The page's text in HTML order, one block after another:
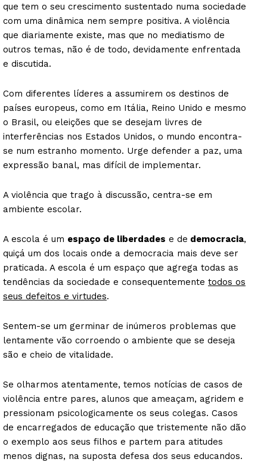
que tem o seu crescimento sustentado numa sociedade
com uma dinâmica nem sempre positiva. A violência
que diariamente existe, mas que no mediatismo de
outros temas, não é de todo, devidamente enfrentada
e discutida.
Com diferentes líderes a assumirem os destinos de
países europeus, como em Itália, Reino Unido e mesmo
o Brasil, ou eleições que se desejam livres de
interferências nos Estados Unidos, o mundo encontra-
se num estranho momento. Urge defender a paz, uma
expressão banal, mas difícil de implementar.
A violência que trago à discussão, centra-se em
ambiente escolar.
A escola é um espaço de liberdades e de democracia,
quiçá um dos locais onde a democracia mais deve ser
praticada. A escola é um espaço que agrega todas as
tendências da sociedade e consequentemente todos os
seus defeitos e virtudes.
Sentem-se um germinar de inúmeros problemas que
lentamente vão corroendo o ambiente que se deseja
são e cheio de vitalidade.
Se olharmos atentamente, temos notícias de casos de
violência entre pares, alunos que ameaçam, agridem e
pressionam psicologicamente os seus colegas. Casos
de encarregados de educação que tristemente não dão
o exemplo aos seus filhos e partem para atitudes
menos dignas, na suposta defesa dos seus educandos.